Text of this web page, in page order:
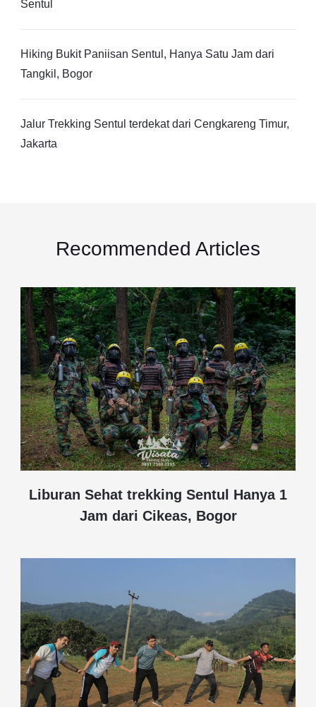
Sentul
Hiking Bukit Paniisan Sentul, Hanya Satu Jam dari
Tangkil, Bogor
Jalur Trekking Sentul terdekat dari Cengkareng Timur,
Jakarta
Recommended Articles
Liburan Sehat trekking Sentul Hanya 1
Jam dari Cikeas, Bogor